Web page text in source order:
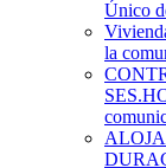
Único
la